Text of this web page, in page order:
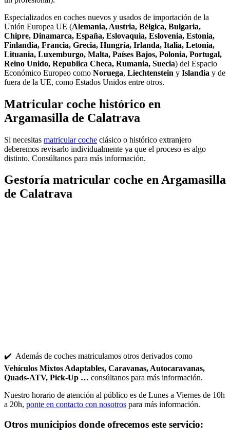
Especializados en coches nuevos y usados de importación de la
Unión Europea UE (Alemania, Austria, Bélgica, Bulgaria,
Chipre, Dinamarca, España, Eslovaquia, Eslovenia, Estonia,
Finlandia, Francia, Grecia, Hungría, Irlanda, Italia, Letonia,
Lituania, Luxemburgo, Malta, Países Bajos, Polonia, Portugal,
Reino Unido, Republica Checa, Rumania, Suecia) del Espacio
Económico Europeo como Noruega, Liechtenstein y Islandia y de
fuera de la UE, como Estados Unidos entre otros.
Matricular coche histórico en
Argamasilla de Calatrava
Si necesitas matricular coche clásico o histórico extranjero
deberemos revisarlo individualmente ya que el proceso es algo
distinto. Consúltanos para más información.
Gestoría matricular coche en Argamasilla
de Calatrava
✔️ Además de coches matriculamos otros derivados como
Vehículos Mixtos Adaptables, Caravanas, Autocaravanas,
Quads-ATV, Pick-Up … consúltanos para más información.
Nuestro horario de atención al público es de Lunes a Viernes de 10h
a 20h, ponte en contacto con nosotros para más información.
Otros municipios donde ofrecemos este servicio: